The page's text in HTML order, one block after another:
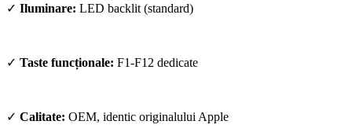
✓ Iluminare: LED backlit (standard)
✓ Taste funcționale: F1-F12 dedicate
✓ Calitate: OEM, identic originalului Apple